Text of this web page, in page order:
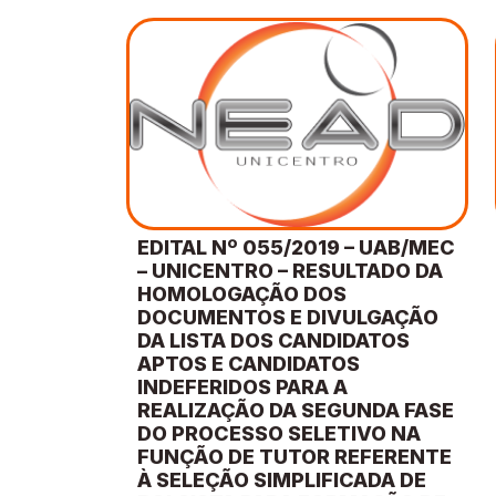
EDITAL Nº 055/2019 – UAB/MEC
– UNICENTRO – RESULTADO DA
HOMOLOGAÇÃO DOS
DOCUMENTOS E DIVULGAÇÃO
DA LISTA DOS CANDIDATOS
APTOS E CANDIDATOS
INDEFERIDOS PARA A
REALIZAÇÃO DA SEGUNDA FASE
DO PROCESSO SELETIVO NA
FUNÇÃO DE TUTOR REFERENTE
À SELEÇÃO SIMPLIFICADA DE